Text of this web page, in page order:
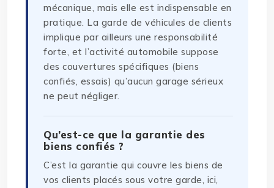
mécanique, mais elle est indispensable en
pratique. La garde de véhicules de clients
implique par ailleurs une responsabilité
forte, et l’activité automobile suppose
des couvertures spécifiques (biens
confiés, essais) qu’aucun garage sérieux
ne peut négliger.
Qu’est-ce que la garantie des
biens confiés ?
C’est la garantie qui couvre les biens de
vos clients placés sous votre garde, ici,